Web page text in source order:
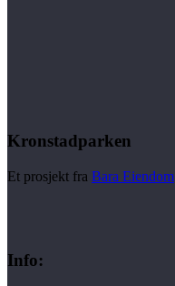
Kronstadparken
Et prosjekt fra Bara Eiendom
Info: